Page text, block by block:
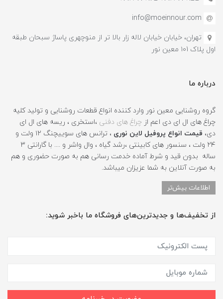
info@moeinnour.com
تهران، خیابان خیابان لاله زار بالا تر از منوچهری پاساژ سبحان طبقه
اول پلاک ۱۰1 معین نور
درباره ما
گروه روشنایی معین نور وارد کننده انواع قطعات روشنایی و تولید کلیه
چراغ های ال ای دی اعم از چراغ های دفنی ،استخری ، ریسه های ال ای
دی، قیمت انواع پروفیل لاین نوری
، ترانس های سوییچنگ ۱۲ ولت و
۲۴ ولت ، سنسور های کابینتی ،رشد گیاه ، وال واشر و .... با گارانتی ۳
ساله بدون قید و شرط آماده خدمت رسانی هم به صورت حضوری و هم
به صورت آنلاین به شما عزیزان میباشد.
اطلاعات بیش‌تر
از تخفیف‌ها و جدیدترین‌های فروشگاه ما باخبر شوید: